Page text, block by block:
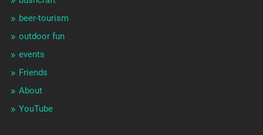
beer-tourism
outdoor fun
events
Friends
About
YouTube